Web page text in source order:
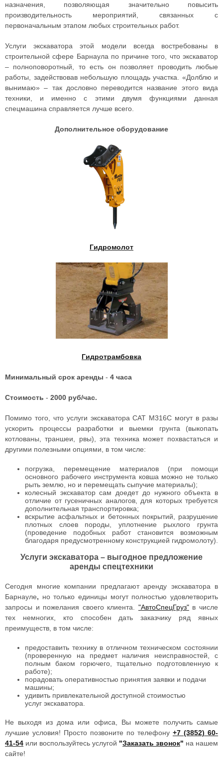
назначения, позволяющая значительно повысить
производительность мероприятий, связанных с
первоначальным этапом любых строительных работ.
Услуги экскаватора
этой модели всегда востребованы в
строительной сфере Барнаула по причине того, что экскаватор
– полноповоротный, то есть он позволяет проводить любые
работы, задействовав небольшую площадь участка. «Долблю и
вынимаю» – так дословно переводится название этого вида
техники, и именно с этими двумя функциями данная
спецмашина справляется лучше всего.
Дополнительное оборудование
Гидромолот
Гидротрамбовка
Минимальный срок аренды - 4 часа
Стоимость - 2000 руб/час.
Помимо того, что услуги экскаватора САТ М316С могут в разы
ускорить процессы разработки и выемки грунта (выкопать
котлованы, траншеи, рвы), эта техника может похвастаться и
другими полезными опциями, в том числе:
погрузка, перемещение материалов (при помощи
основного рабочего инструмента ковша можно не только
рыть землю, но и перемещать сыпучие материалы);
колесный экскаватор сам доедет до нужного объекта в
отличие от гусеничных аналогов, для которых требуется
дополнительная транспортировка;
вскрытие асфальтных и бетонных покрытий, разрушение
плотных слоев породы, уплотнение рыхлого грунта
(проведение подобных работ становится возможным
благодаря предусмотренному конструкцией гидромолоту).
Услуги экскаватора – выгодное предложение
аренды спецтехники
Сегодня многие компании предлагают аренду экскаватора в
Барнауле, но только единицы могут полностью удовлетворить
запросы и пожелания своего клиента. "АвтоСпецГруз"в числе
тех немногих, кто способен дать заказчику ряд явных
преимуществ, в том числе:
предоставить технику в отличном техническом состоянии
(проверенную на предмет наличия неисправностей, с
полным баком горючего, тщательно подготовленную к
работе);
порадовать оперативностью принятия заявки и подачи
машины;
удивить привлекательной доступной стоимостью
услуг экскаватора.
Не выходя из дома или офиса, Вы можете получить самые
лучшие условия! Просто позвоните по телефону +7 (3852) 60-
41-54 или воспользуйтесь услугой "Заказать звонок" на нашем
сайте!